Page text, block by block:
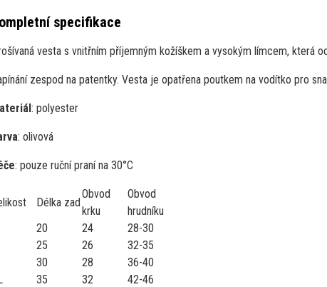
specifikace
vesta s vnitřním příjemným kožíškem a vysokým límcem, která
zespod na patentky. Vesta je opatřena poutkem na vodítko pro
: polyester
: olivová
: pouze ruční praní na 30°C
Délka zad
Obvod
krku
Obvod
hrudníku
20 24
28-30
25 26
32-35
30 28
36-40
35 32
42-46